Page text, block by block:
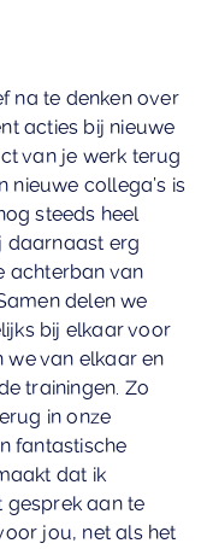
na te denken over
acties bij nieuwe
van je werk terug
nieuwe collega’s is
steeds heel
daarnaast erg
achterban van
delen we
bij elkaar voor
we van elkaar en
trainingen. Zo
in onze
fantastische
dat ik
gesprek aan te
jou, net als het